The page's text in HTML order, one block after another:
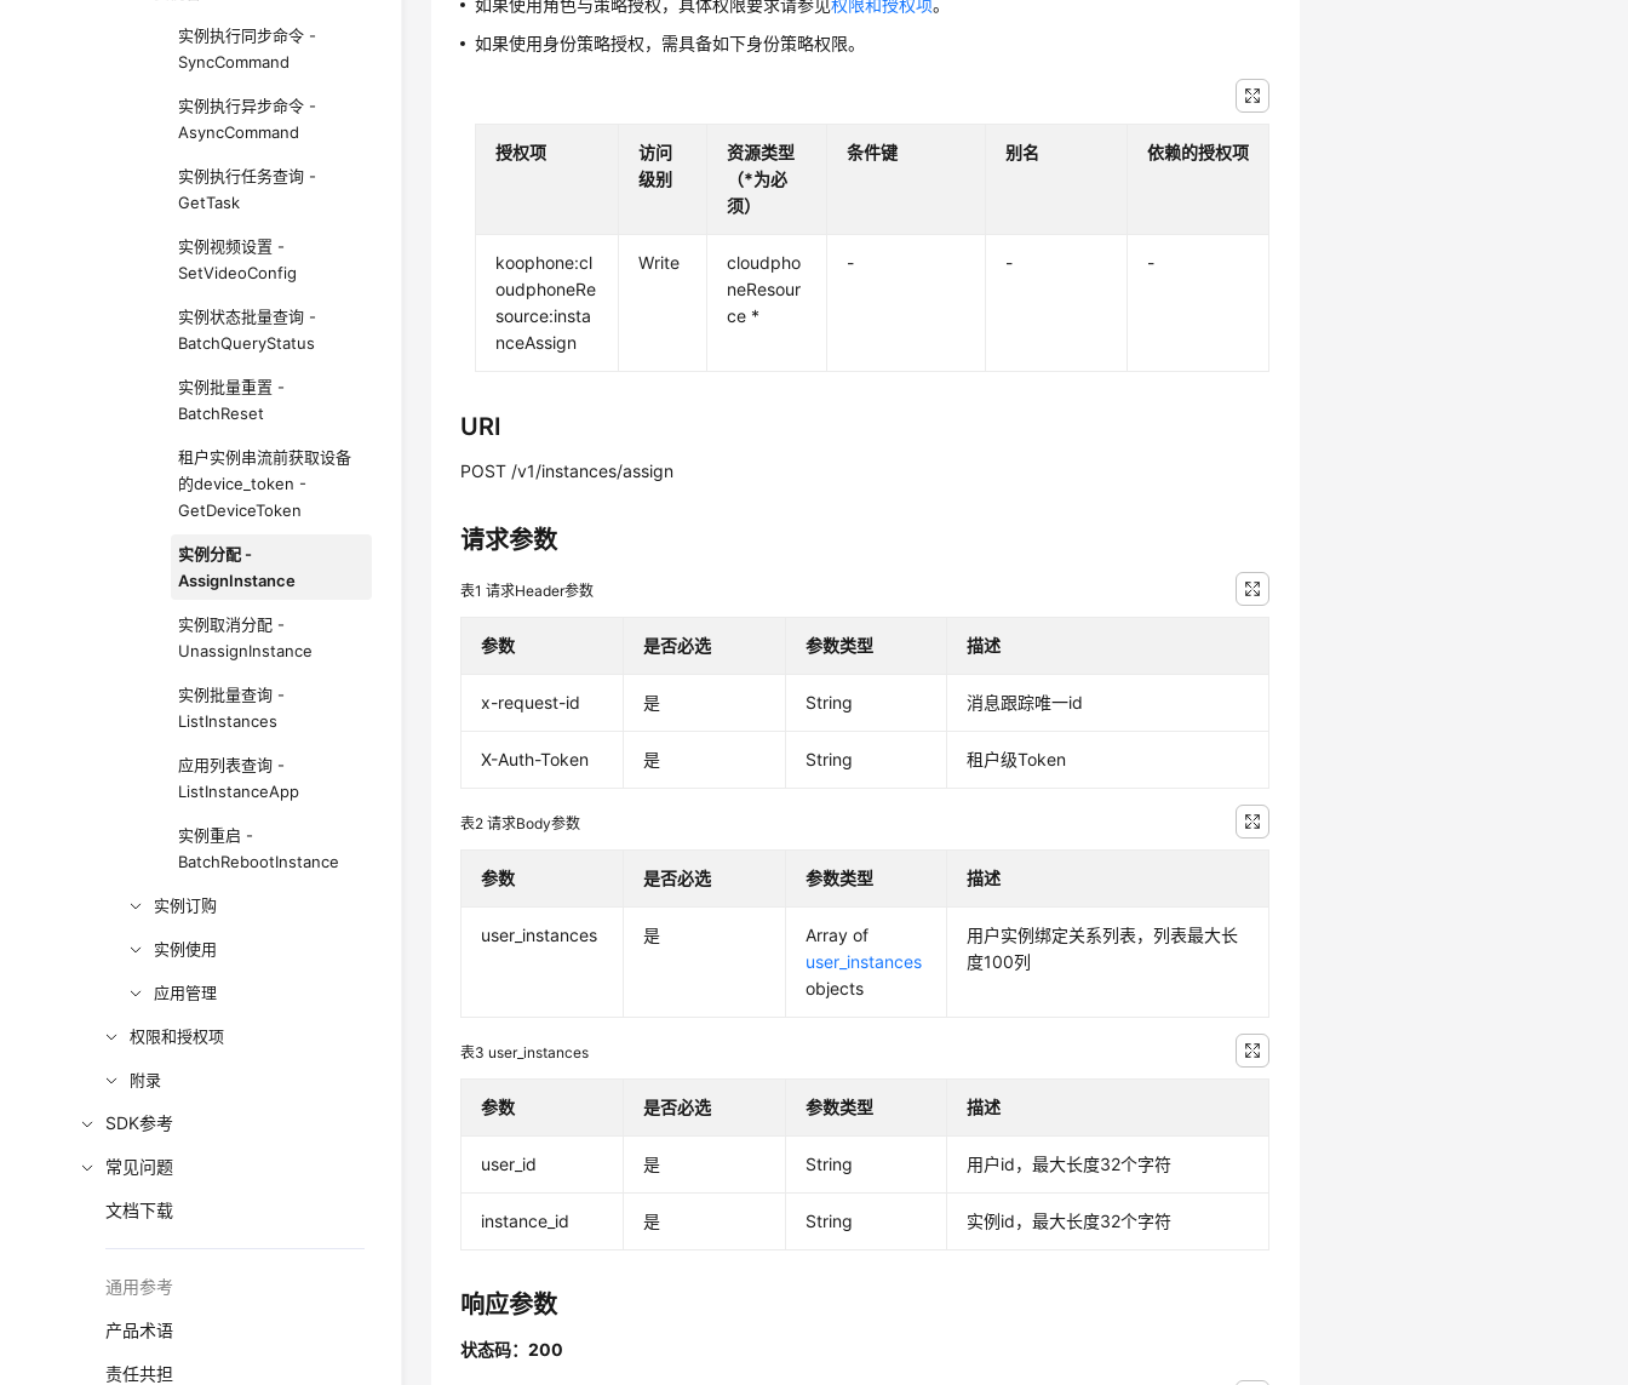
实例执行同步命令 -
SyncCommand
实例执行异步命令 -
AsyncCommand
实例执行任务查询 -
GetTask
实例视频设置 -
SetVideoConfig
实例状态批量查询 -
BatchQueryStatus
实例批量重置 -
BatchReset
租户实例串流前获取设备
的device_token -
GetDeviceToken
实例分配 -
AssignInstance
实例取消分配 -
UnassignInstance
实例批量查询 -
ListInstances
应用列表查询 -
ListInstanceApp
实例重启 -
BatchRebootInstance
实例订购
实例使用
应用管理
权限和授权项
附录
SDK参考
常见问题
文档下载
通用参考
产品术语
责任共担
如果使用角色与策略授权，具体权限要求请参见权限和授权项。
如果使用身份策略授权，需具备如下身份策略权限。
授权项
访问
级别
资源类型
（*为必
须）
条件键 别名 依赖的授权项
koophone:cl
oudphoneRe
source:insta
nceAssign
Write
cloudpho
neResour
ce *
- - -
URI
POST /v1/instances/assign
请求参数
表1请求Header参数
参数 是否必选 参数类型 描述
x-request-id 是 String 消息跟踪唯一id
X-Auth-Token 是 String 租户级Token
表2请求Body参数
参数 是否必选 参数类型 描述
user_instances 是
Array of
user_instances
objects
用户实例绑定关系列表，列表最大长
度100列
表3 user_instances
参数 是否必选 参数类型 描述
user_id 是 String 用户id，最大长度32个字符
instance_id 是 String 实例id，最大长度32个字符
响应参数
状态码：200